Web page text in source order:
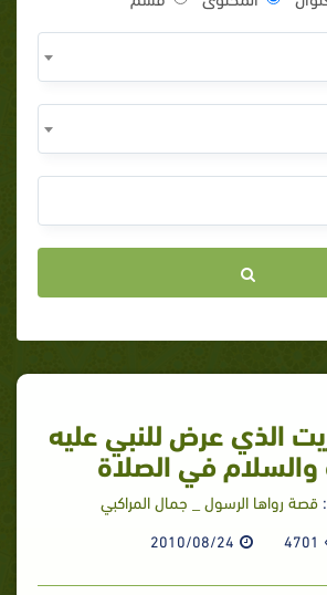
الذي عرض للنبي عليه
والسلام في الصلاة
:قصة رواها الرسول _ جمال المراكبي
4701
2010/08/24